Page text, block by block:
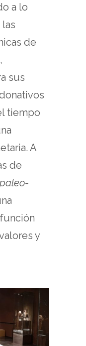
a lo
de
sus
tiempo
A
de
paleo-
y